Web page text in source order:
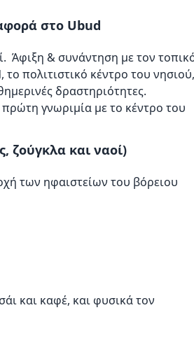
στο Ubud
Άφιξη & συνάντηση με τον
πολιτιστικό κέντρο του νησιού,
δραστηριότητες.
γνωριμία με το κέντρο του
ζούγκλα και ναοί)
των ηφαιστείων του βόρειου
και καφέ, και φυσικά τον